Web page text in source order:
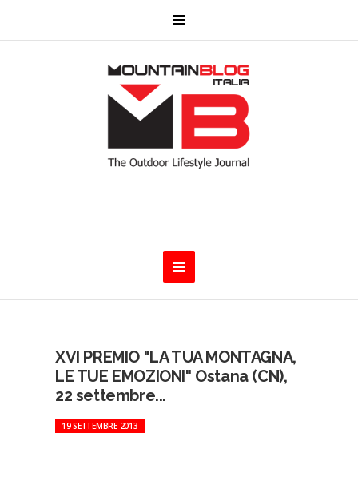
XVI PREMIO "LA TUA MONTAGNA,
LE TUE EMOZIONI" Ostana (CN),
22 settembre...
19 SETTEMBRE 2013